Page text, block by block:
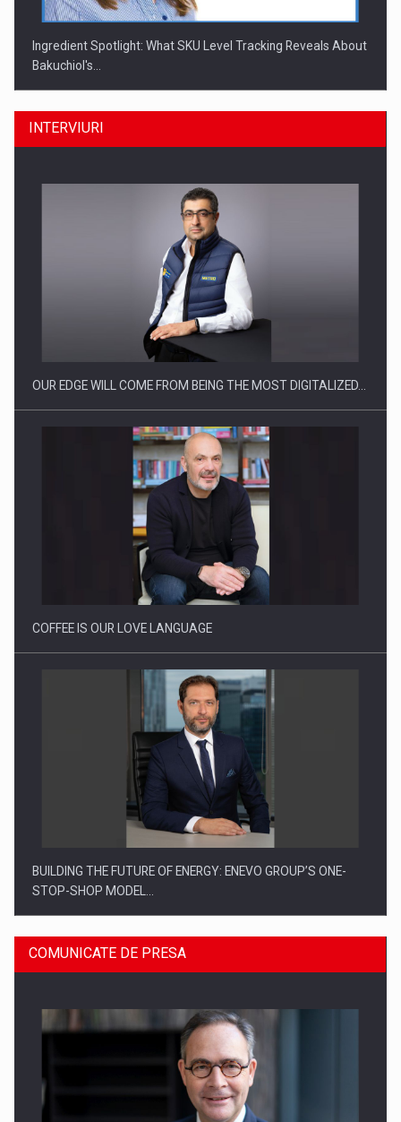
Ingredient Spotlight: What SKU Level Tracking Reveals About
Bakuchiol's…
Producatorii si comerciantii care nu se supun noilor
Proteinmaxxing and the Future of Protein Demand
INTERVIURI
OUR EDGE WILL COME FROM BEING THE MOST DIGITALIZED…
COFFEE IS OUR LOVE LANGUAGE
BUILDING THE FUTURE OF ENERGY: ENEVO GROUP’S ONE-
STOP-SHOP MODEL…
COMUNICATE DE PRESA